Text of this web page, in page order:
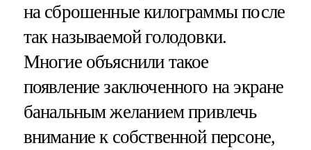
на сброшенные килограммы после
так называемой голодовки.
Многие объяснили такое
появление заключенного на экране
банальным желанием привлечь
внимание к собственной персоне,